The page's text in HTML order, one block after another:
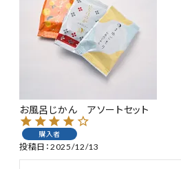
シリーズから探す
よーじやについて
お知らせ
ご利用ガイド
お風呂じかん アソートセット
購入者
投稿日 2025/12/13